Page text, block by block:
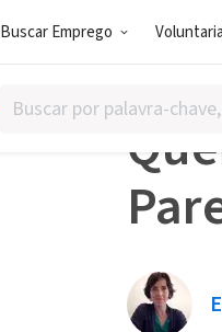
Buscar Emprego
Buscar
por